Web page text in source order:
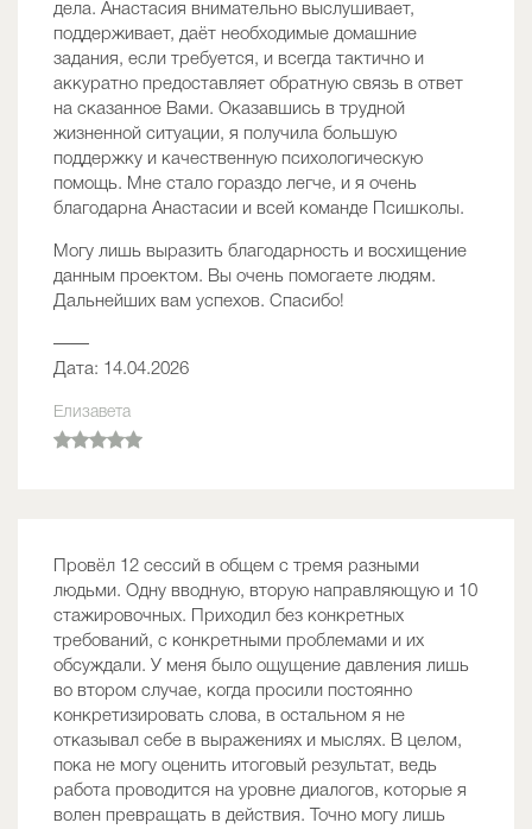
дела. Анастасия внимательно выслушивает,
поддерживает, даёт необходимые домашние
задания, если требуется, и всегда тактично и
аккуратно предоставляет обратную связь в ответ
на сказанное Вами. Оказавшись в трудной
жизненной ситуации, я получила большую
поддержку и качественную психологическую
помощь. Мне стало гораздо легче, и я очень
благодарна Анастасии и всей команде Псишколы.
Могу лишь выразить благодарность и восхищение
данным проектом. Вы очень помогаете людям.
Дальнейших вам успехов. Спасибо!
——
Дата: 14.04.2026
Елизавета
Провёл 12 сессий в общем с тремя разными
людьми. Одну вводную, вторую направляющую и 10
стажировочных. Приходил без конкретных
требований, с конкретными проблемами и их
обсуждали. У меня было ощущение давления лишь
во втором случае, когда просили постоянно
конкретизировать слова, в остальном я не
отказывал себе в выражениях и мыслях. В целом,
пока не могу оценить итоговый результат, ведь
работа проводится на уровне диалогов, которые я
волен превращать в действия. Точно могу лишь